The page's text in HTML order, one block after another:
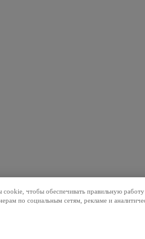
чтобы обеспечивать правильную
по социальным сетям, рекламе и